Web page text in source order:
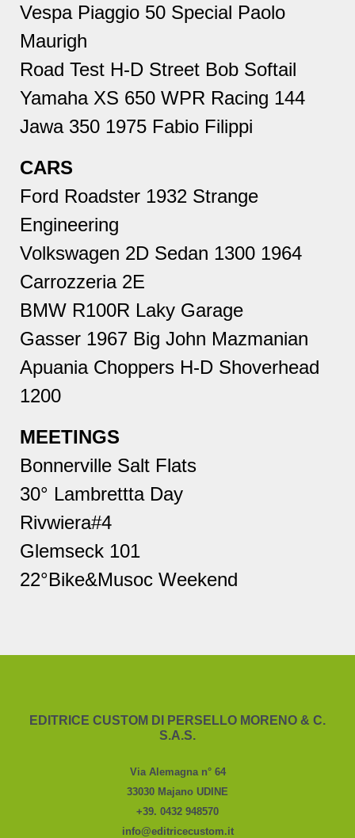
Vespa Piaggio 50 Special Paolo
Maurigh
Road Test H-D Street Bob Softail
Yamaha XS 650 WPR Racing 144
Jawa 350 1975 Fabio Filippi
CARS
Ford Roadster 1932 Strange
Engineering
Volkswagen 2D Sedan 1300 1964
Carrozzeria 2E
BMW R100R Laky Garage
Gasser 1967 Big John Mazmanian
Apuania Choppers H-D Shoverhead
1200
MEETINGS
Bonnerville Salt Flats
30° Lambrettta Day
Rivwiera#4
Glemseck 101
22°Bike&Musoc Weekend
EDITRICE CUSTOM DI PERSELLO MORENO & C.
S.A.S.
Via Alemagna n° 64
33030 Majano UDINE
+39. 0432 948570
info@editricecustom.it